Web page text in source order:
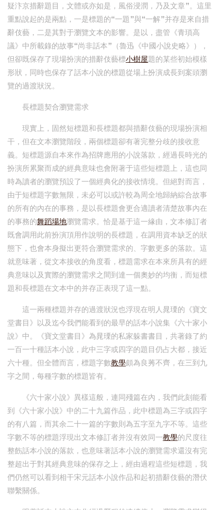
疑汴京措辭題目，文體或亦如是，風俗浸潤，乃及文章”。這里
重點說起的是兩點，一是標題的“一題”與“一解”并存是來自措
辭伎藝，二是其對于瀏覽文本的影響。是以，盡管《青瑣高
議》中所載錄的故事“尚非話本”（魯迅《中國小說史略》），
但卻既保存了現場扮演的措辭伎藝標小樹屋題的某些初始模樣
形狀，同時也保存了話本小說的標題從場上扮演成長到案頭瀏
覽的過渡狀況。
長標題契合瀏覽需求
現實上，固然短標題和長標題都與措辭伎藝的現場扮演相
干，但在文本瀏覽階段，兩個標題卻有著完整分歧的接收意
義。短標題源自本來作為招牌應用的小說落款，經過長時光的
扮演所累聚而成的經典意味也會附著于這些短標題上，這也同
時為讀者的瀏覽預設了一個經典化的接收情境。但絕對而言，
由于短標題字數無限，未必可以或許較為周全地歸納綜合故事
的所有的內在的事務，是以長標題會更合適讀者清楚故事內在
的事務的舞蹈場地瀏覽需求。恰是基于這一緣由，文本修訂者
既會調用此前扮演頂用作說明的長標題，在調用資本缺乏的狀
態下，也會本身擬出更符合瀏覽需求的、字數更多的落款。這
就意味著，從文本接收的角度看，標題需求在本來所具有的經
典意味以及實際的瀏覽需求之間到達一個奧妙的均衡，而短標
題和長標題在文本中的并存正表現了這一點。
這一兩種標題并存的過渡狀況也浮現在明人晁瑮的《寶文
堂書目》以及迄今我們能看到的最早的話本小說集《六十家小
說》中。《寶文堂書目》為晁瑮的私家躲書書目，共著錄了約
一百一十種話本小說，此中三字或四字的題目仍占大都，接近
六十種。但全體而言，標題字數教學頗為良莠不齊，在三到九
字之間，每種字數的標題皆有。
《六十家小說》異樣這般，連同殘篇在內，我們此刻能看
到《六十家小說》中的二十九篇作品，此中標題為三字或四字
的有八篇，而其余二十一篇的字數則為五字至九字不等。這些
字數不等的標題浮現出文本修訂者并沒有效同一教學的尺度往
整飭話本小說的落款，也意味著話本小說的瀏覽需求還沒有完
整超出于對其經典意味的保存之上，經由過程這些短標題，我
們仍然可以看到相干宋元話本小說作品和起初措辭伎藝的潛伏
聯繫關係。